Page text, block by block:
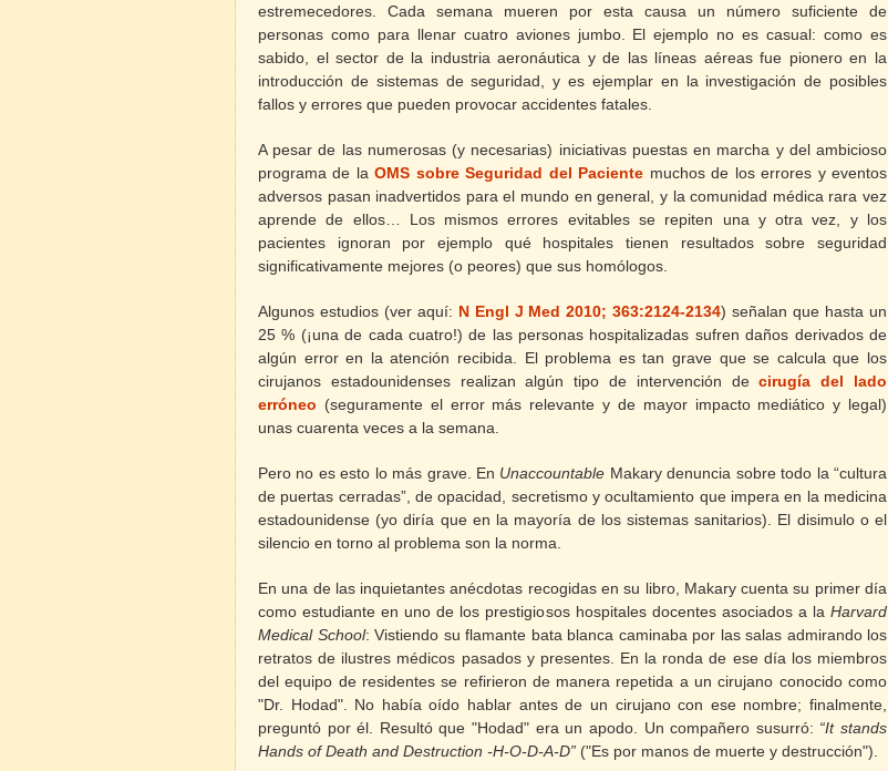
estremecedores. Cada semana mueren por esta causa un número suficiente de
personas como para llenar cuatro aviones jumbo. El ejemplo no es casual: como es
sabido, el sector de la industria aeronáutica y de las líneas aéreas fue pionero en la
introducción de sistemas de seguridad, y es ejemplar en la investigación de posibles
fallos y errores que pueden provocar accidentes fatales.
A pesar de las numerosas (y necesarias) iniciativas puestas en marcha y del ambicioso
programa de laOMS sobre Seguridad del Paciente muchos de los errores y eventos
adversos pasan inadvertidos para el mundo en general, y la comunidad médica rara vez
aprende de ellos… Los mismos errores evitables se repiten una y otra vez, y los
pacientes ignoran por ejemplo qué hospitales tienen resultados sobre seguridad
significativamente mejores (o peores) que sus homólogos.
Algunos estudios (ver aquí: N Engl J Med 2010; 363:2124-2134) señalan que hasta un
25 % (¡una de cada cuatro!) de las personas hospitalizadas sufren daños derivados de
algún error en la atención recibida. El problema es tan grave que se calcula que los
cirujanos estadounidenses realizan algún tipo de intervención decirugía del lado
erróneo (seguramente el error más relevante y de mayor impacto mediático y legal)
unas cuarenta veces a la semana.
Pero no es esto lo más grave. En Unaccountable Makary denuncia sobre todo la “cultura
de puertas cerradas”, de opacidad, secretismo y ocultamiento que impera en la medicina
estadounidense (yo diría que en la mayoría de los sistemas sanitarios). El disimulo o el
silencio en torno al problema son la norma.
En una de las inquietantes anécdotas recogidas en su libro, Makary cuenta su primer día
como estudiante en uno de los prestigiosos hospitales docentes asociados a la Harvard
Medical School: Vistiendo su flamante bata blanca caminaba por las salas admirando los
retratos de ilustres médicos pasados y presentes. En la ronda de ese día los miembros
del equipo de residentes se refirieron de manera repetida a un cirujano conocido como
"Dr. Hodad". No había oído hablar antes de un cirujano con ese nombre; finalmente,
preguntó por él. Resultó que "Hodad" era un apodo. Un compañero susurró: “It stands
Hands of Death and Destruction -H-O-D-A-D” ("Es por manos de muerte y destrucción")